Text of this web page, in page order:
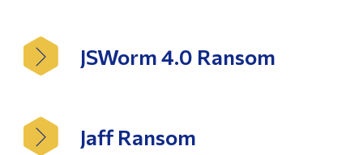
JSWorm 4.0 Ransom
Jaff Ransom